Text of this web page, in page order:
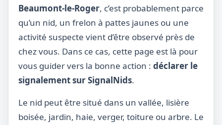
Beaumont-le-Roger, c’est probablement parce
qu’un nid, un frelon à pattes jaunes ou une
activité suspecte vient d’être observé près de
chez vous. Dans ce cas, cette page est là pour
vous guider vers la bonne action : déclarer le
signalement sur SignalNids.
Le nid peut être situé dans un vallée, lisière
boisée, jardin, haie, verger, toiture ou arbre. Le